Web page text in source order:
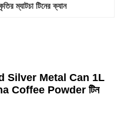
ম্যাটচা টিনের ক্যান
Silver Metal Can 1L
Coffee Powder টিন